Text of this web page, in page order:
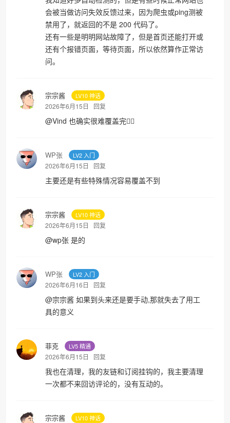
会被当做访问失效反馈过来，因为爬虫或ping测被
禁用了，就返回的不是 200 代码了。
还有一些是明明网站故障了，但是首页还能打开或
还有个报错页面，等待页面，所以依然算作正常访
问。
宗宗酱 LV10 神话
2026年6月15日 回复
@Vind 也确实很难覆盖完😮‍💨
WP张 LV2 入门
2026年6月15日 回复
主要还是有些特殊情况容易覆盖不到
宗宗酱 LV10 神话
2026年6月15日 回复
@wp张 是的
WP张 LV2 入门
2026年6月16日 回复
@宗宗酱 如果到头来还是要手动,那就失去了用工
具的意义
菲克 LV5 精通
2026年6月15日 回复
我也在清理，我的友链和订阅挂钩的，我主要清理
一次都不来回访评论的，没有互动的。
宗宗酱 LV10 神话